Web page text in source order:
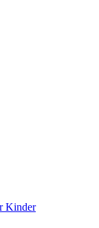
Kinder